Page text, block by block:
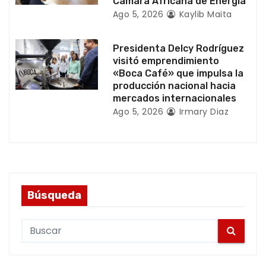
a
s
Ago 5, 2026 Kaylib Maita
Presidenta Delcy Rodríguez
visitó emprendimiento
«Boca Café» que impulsa la
producción nacional hacia
mercados internacionales
Ago 5, 2026 Irmary Diaz
Búsqueda